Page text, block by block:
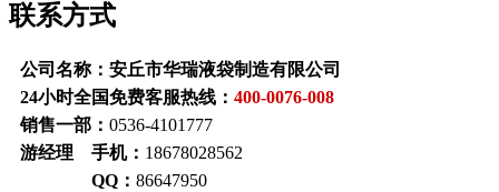
联系方式
公司名称：安丘市华瑞液袋制造有限公司
24小时全国免费客服热线： 400-0076-008
销售一部： 0536-4101777
游经理 手机： 18678028562
QQ： 86647950